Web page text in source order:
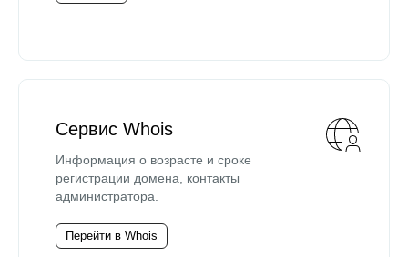
Сервис Whois
Информация о возрасте и сроке
регистрации домена, контакты
администратора.
Перейти в Whois